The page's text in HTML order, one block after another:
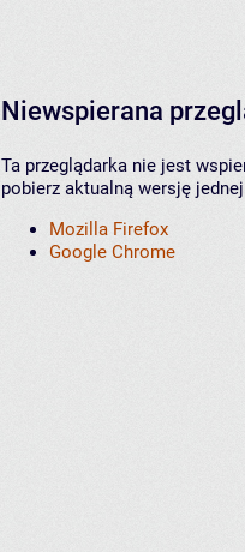
Niewspierana
Ta przeglądarka nie jest
pobierz aktualną wersję
Mozilla Firefox
Google Chrome